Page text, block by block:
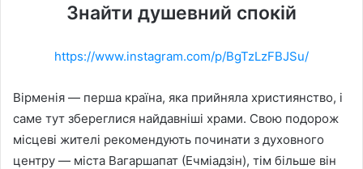
Знайти душевний спокій
https://www.instagram.com/p/BgTzLzFBJSu/
Вірменія — перша країна, яка прийняла християнство, і
саме тут збереглися найдавніші храми. Свою подорож
місцеві жителі рекомендують починати з духовного
центру — міста Вагаршапат (Ечміадзін), тім більше він